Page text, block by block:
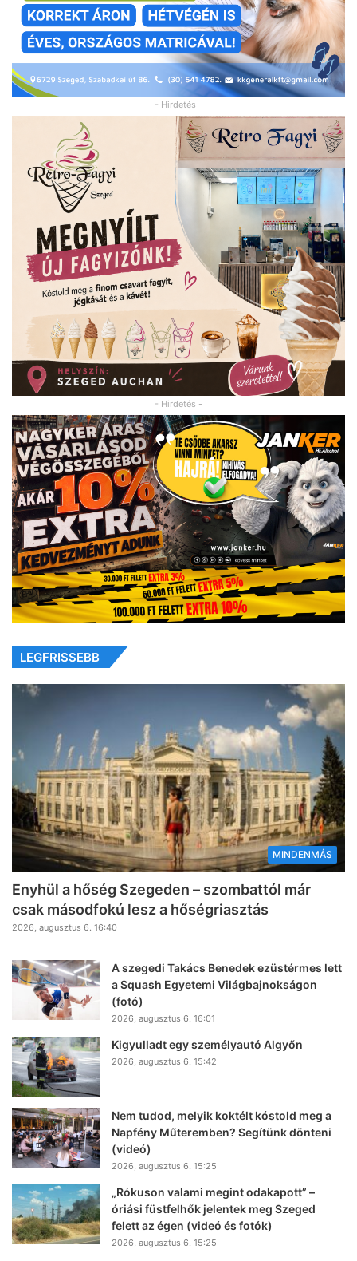
- Hirdetés -
- Hirdetés -
LEGFRISSEBB
MINDENMÁS
Enyhül a hőség Szegeden – szombattól már
csak másodfokú lesz a hőségriasztás
2026, augusztus 6. 16:40
A szegedi Takács Benedek ezüstérmes lett
a Squash Egyetemi Világbajnokságon
(fotó)
2026, augusztus 6. 16:01
Kigyulladt egy személyautó Algyőn
2026, augusztus 6. 15:42
Nem tudod, melyik koktélt kóstold meg a
Napfény Műteremben? Segítünk dönteni
(videó)
2026, augusztus 6. 15:25
„Rókuson valami megint odakapott” –
óriási füstfelhők jelentek meg Szeged
felett az égen (videó és fotók)
2026, augusztus 6. 15:25